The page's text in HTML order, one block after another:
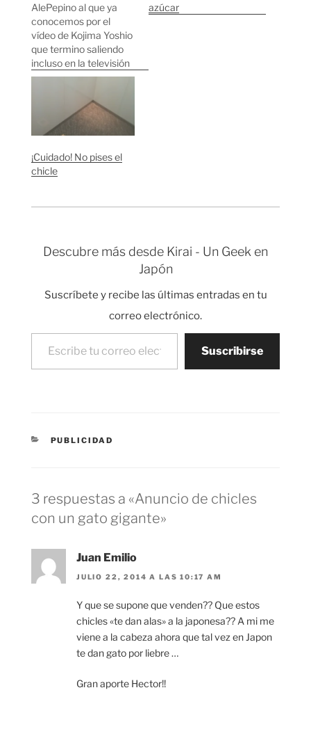
AlePepino al que ya
conocemos por el
vídeo de Kojima Yoshio
que termino saliendo
incluso en la televisión
japonesa acaba de
vídeo para participar
en un concurso de
vídeos viral para los
la marca coreana
LOTTE. Lotte ha
azúcar
¡Cuidado! No pises el
chicle
Descubre más desde Kirai - Un Geek en
Japón
Suscríbete y recibe las últimas entradas en tu
correo electrónico.
Escribe tu correo electrónico…
Suscribirse
CATEGORÍAS
PUBLICIDAD
3 respuestas a «Anuncio de chicles
con un gato gigante»
Juan Emilio
JULIO 22, 2014 A LAS 10:17 AM
Y que se supone que venden?? Que estos
chicles «te dan alas» a la japonesa?? A mi me
viene a la cabeza ahora que tal vez en Japon
te dan gato por liebre …
Gran aporte Hector!!